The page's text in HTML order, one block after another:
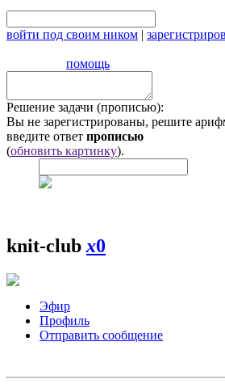
войти под своим ником |
помощь
Решение задачи (прописью):
Вы не зарегистрированы, решите
введите ответ прописью
(обновить картинку).
knit-clubx0
Эфир
Профиль
Отправить сообщение